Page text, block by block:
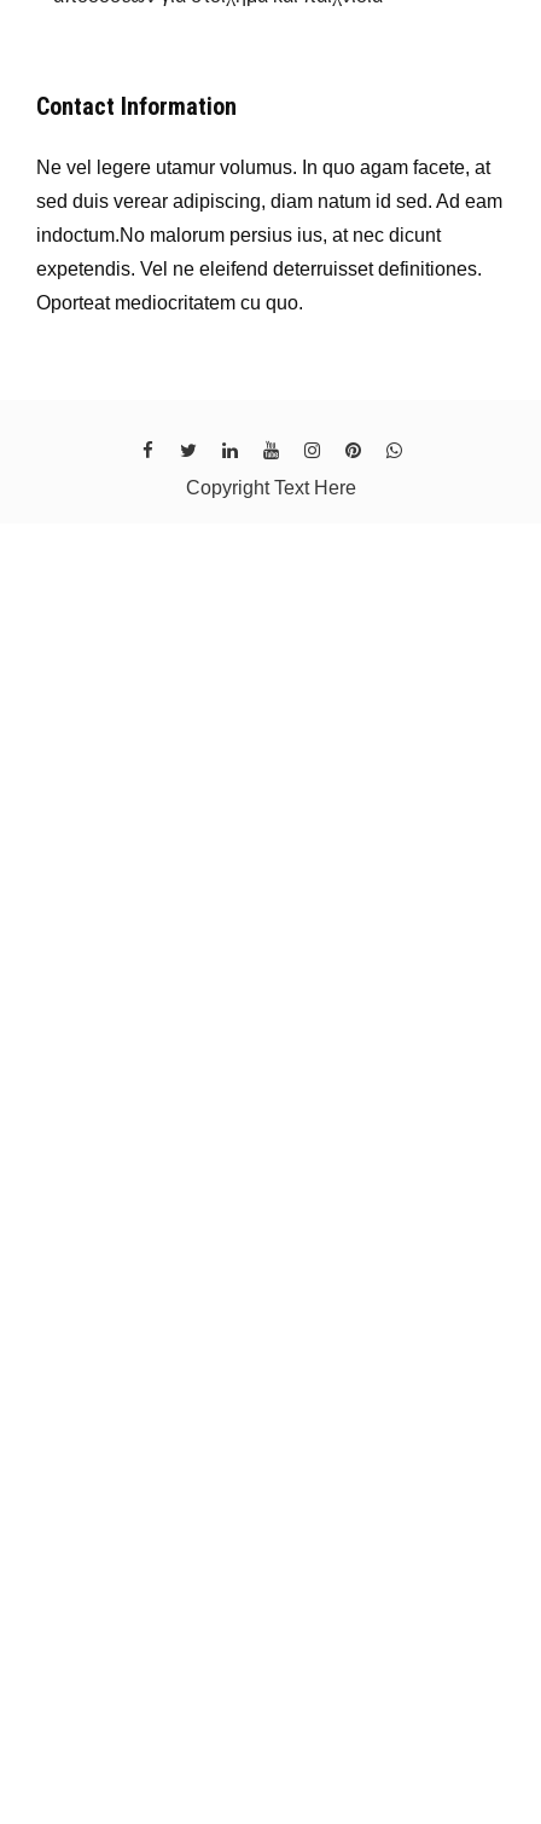
Contact Information
Ne vel legere utamur volumus. In quo agam facete, at
sed duis verear adipiscing, diam natum id sed. Ad eam
indoctum.No malorum persius ius, at nec dicunt
expetendis. Vel ne eleifend deterruisset definitiones.
Oporteat mediocritatem cu quo.
Copyright Text Here